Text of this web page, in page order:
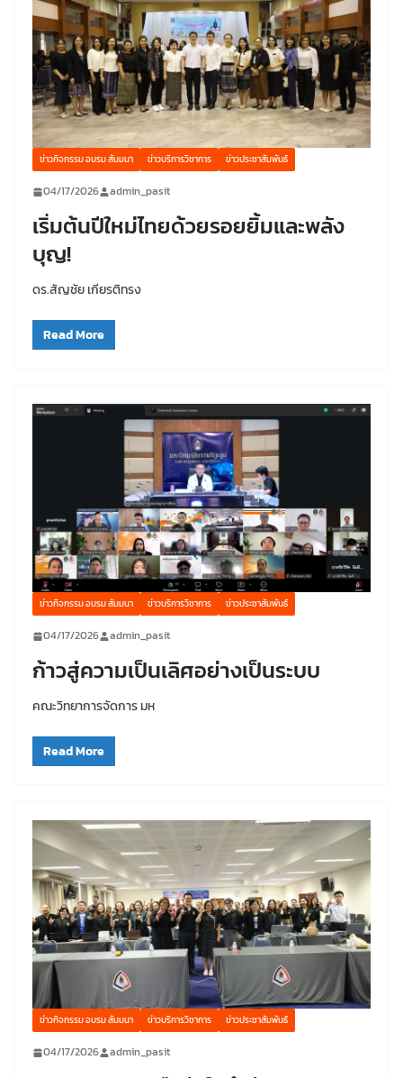
ข่าวกิจกรรม อบรม สัมมนา ข่าวบริการวิชาการ ข่าวประชาสัมพันธ์
04/17/2026 admin_pasit
เริ่มต้นปีใหม่ไทยด้วยรอยยิ้มและพลัง
บุญ!
ดร.สัญชัย เกียรติทรง
Read More
ข่าวกิจกรรม อบรม สัมมนา ข่าวบริการวิชาการ ข่าวประชาสัมพันธ์
04/17/2026 admin_pasit
ก้าวสู่ความเป็นเลิศอย่างเป็นระบบ
คณะวิทยาการจัดการ มห
Read More
ข่าวกิจกรรม อบรม สัมมนา ข่าวบริการวิชาการ ข่าวประชาสัมพันธ์
04/17/2026 admin_pasit